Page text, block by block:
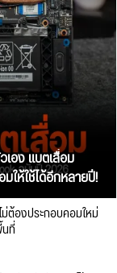
อง แบตเสื่อม
ให้ใช้ได้อีกหลายปี!
ต้องประกอบคอมใหม่
ที่